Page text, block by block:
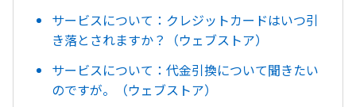
サービスについて：クレジットカードはいつ引
き落とされますか？（ウェブストア）
サービスについて：代金引換について聞きたい
のですが。（ウェブストア）